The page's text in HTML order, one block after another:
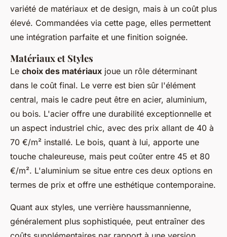
variété de matériaux et de design, mais à un coût plus
élevé. Commandées via cette page, elles permettent
une intégration parfaite et une finition soignée.
Matériaux et Styles
Le choix des matériaux joue un rôle déterminant
dans le coût final. Le verre est bien sûr l'élément
central, mais le cadre peut être en acier, aluminium,
ou bois. L'acier offre une durabilité exceptionnelle et
un aspect industriel chic, avec des prix allant de 40 à
70 €/m² installé. Le bois, quant à lui, apporte une
touche chaleureuse, mais peut coûter entre 45 et 80
€/m². L'aluminium se situe entre ces deux options en
termes de prix et offre une esthétique contemporaine.
Quant aux styles, une verrière haussmannienne,
généralement plus sophistiquée, peut entraîner des